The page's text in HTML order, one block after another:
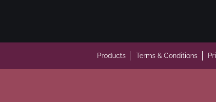
Products Terms & Conditions